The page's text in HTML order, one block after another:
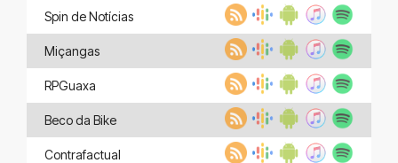
Spin de Notícias
Miçangas
RPGuaxa
Beco da Bike
Contrafactual